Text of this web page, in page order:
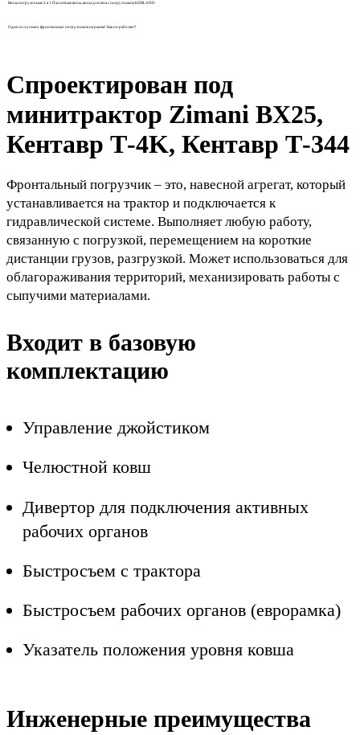
Вилы погрузочные 2 в 1 Паллетные вилы, вилы для сена c погрузчиком KERLAND
Один из лучших фронтальных погрузчиков на рынке! Как он работает?
Спроектирован под
минитрактор Zimani BX25,
Кентавр Т-4K, Кентавр Т-344
Фронтальный погрузчик – это, навесной агрегат, который
устанавливается на трактор и подключается к
гидравлической системе. Выполняет любую работу,
связанную с погрузкой, перемещением на короткие
дистанции грузов, разгрузкой. Может использоваться для
облагораживания территорий, механизировать работы с
сыпучими материалами.
Входит в базовую
комплектацию
Управление джойстиком
Челюстной ковш
Дивертор для подключения активных
рабочих органов
Быстросъем с трактора
Быстросъем рабочих органов (еврорамка)
Указатель положения уровня ковша
Инженерные преимущества